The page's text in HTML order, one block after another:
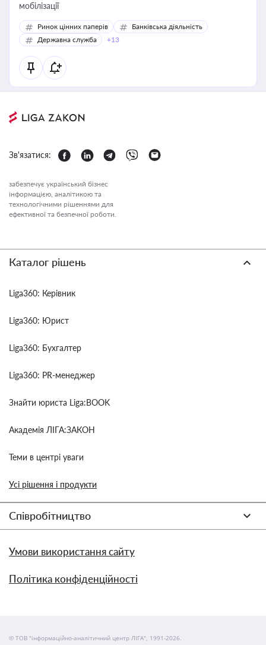
мобілізації
Ринок цінних паперів
Банківська діяльність
Державна служба
+13
Зв'язатися:
забезпечує український бізнес
інформацією, аналітикою та
технологічними рішеннями для
ефективної та безпечної роботи.
Каталог рішень
Liga360: Керівник
Liga360: Юрист
Liga360: Бухгалтер
Liga360: PR-менеджер
Знайти юриста Liga:BOOK
Академія ЛІГА:ЗАКОН
Теми в центрі уваги
Усі рішення і продукти
Співробітництво
Умови використання сайту
Політика конфіденційності
© ТОВ "інформаційно-аналітичний центр ЛІГА", 1991-2026.